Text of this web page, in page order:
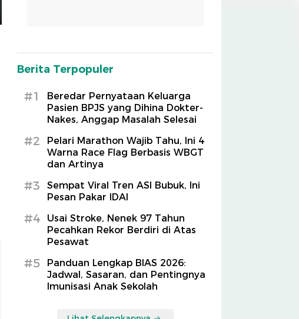
Berita Terpopuler
#1
Beredar Pernyataan Keluarga
Pasien BPJS yang Dihina Dokter-
Nakes, Anggap Masalah Selesai
#2
Pelari Marathon Wajib Tahu, Ini 4
Warna Race Flag Berbasis WBGT
dan Artinya
#3
Sempat Viral Tren ASI Bubuk, Ini
Pesan Pakar IDAI
#4
Usai Stroke, Nenek 97 Tahun
Pecahkan Rekor Berdiri di Atas
Pesawat
#5
Panduan Lengkap BIAS 2026:
Jadwal, Sasaran, dan Pentingnya
Imunisasi Anak Sekolah